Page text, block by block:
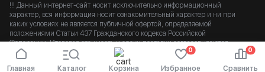
Главная Каталог Корзина
0
Избранное
0
Сравнить
!!! Данный интернет-сайт носит исключительно информационный
характер, вся информация носит ознакомительный характер и ни при
каких условиях не является публичной офертой, определяемой
положениями Статьи 437 Гражданского кодекса Российской
Федерации. Итоговая стоимость и сроки доставки согласовываются
после подтверждения заказа. b